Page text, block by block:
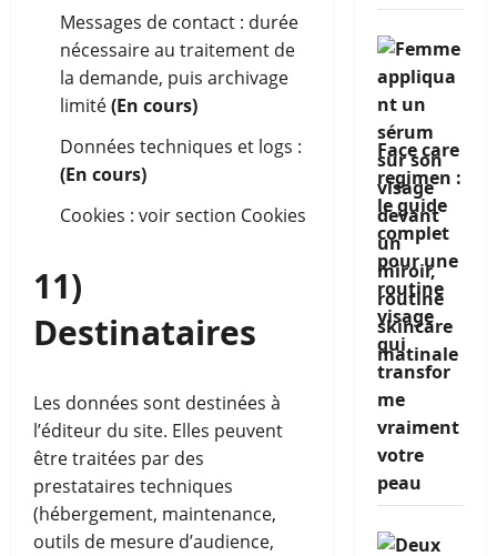
Messages de contact : durée
nécessaire au traitement de
la demande, puis archivage
limité(En cours)
Données techniques et logs :
(En cours)
Cookies : voir section Cookies
11)
Destinataires
Les données sont destinées à
l’éditeur du site. Elles peuvent
être traitées par des
prestataires techniques
(hébergement, maintenance,
outils de mesure d’audience,
Face care
regimen :
le guide
complet
pour une
routine
visage
qui
transfor
me
vraiment
votre
peau